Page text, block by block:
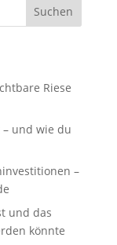
Suchen
Riese
und wie du
–
und das
könnte